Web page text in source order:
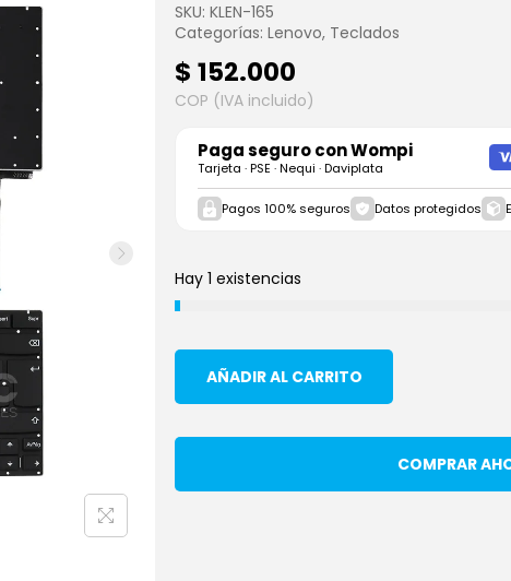
SKU: KLEN-165
Categorías: Lenovo, Teclados
$ 152.000
COP (IVA incluido)
Paga seguro conWompi
Tarjeta · PSE · Nequi · Daviplata
Pagos 100% seguros Datos protegidos
Hay 1 existencias
AÑADIR AL CARRITO
COMPRAR